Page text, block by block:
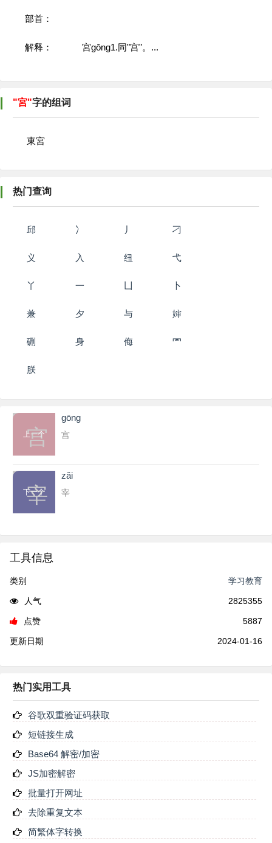
部首：
解释： 宮gōng1.同"宫"。...
"宮"字的组词
東宮
热门查询
邱 冫 丿 刁
义 入 纽 弋
丫 一 卜
兼 夕 与 婶
硎 身 侮 罓
朕
上一个
宫
ɡōnɡ
宫
下一个
宰
zǎi
宰
工具信息
类别 学习教育
人气 2825355
点赞 5887
更新日期 2024-01-16
热门实用工具
谷歌双重验证码获取
短链接生成
Base64 解密/加密
JS加密解密
批量打开网址
去除重复文本
简繁体字转换